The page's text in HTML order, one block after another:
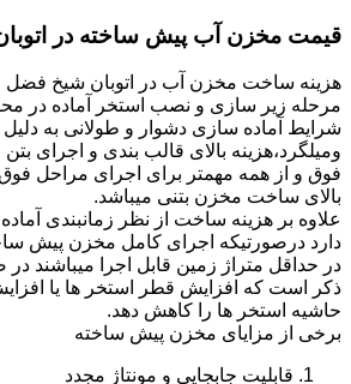
قیمت مخزن آب پیش ساخته در
هزینه ساخت مخزن آب در اتوبان شیخ فضل
مرحله زیر سازی و نصب استخر آماده در
شرایط آماده سازی دشوار و طولانی به
ومیلگرد،هزینه بالای قالب بندی و اجرای
فوق و از همه مهمتر برای اجرای مراحل فوق
بالای ساخت مخزن بتنی میباشد.
در حداقل متراژ زمین قابل اجرا میباشند
ذکر است که افزایش قطر استخر ها یا
حاشیه استخر ها را کاهش دهد.
برخی از مزایای مخزن پیش ساخته
قابلیت جابجایی و مونتاژ مجدد